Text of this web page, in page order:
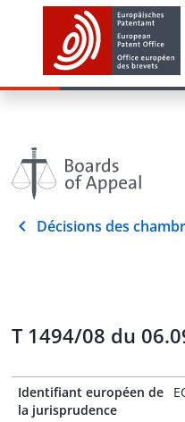
Décisions des
T 1494/08 du
Identifiant européen de
la jurisprudence